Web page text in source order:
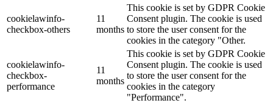
cookielawinfo-
checkbox-others
11
months
This cookie is set by GDPR Cookie
Consent plugin. The cookie is used
to store the user consent for the
cookies in the category "Other.
cookielawinfo-
checkbox-
performance
11
months
This cookie is set by GDPR Cookie
Consent plugin. The cookie is used
to store the user consent for the
cookies in the category
"Performance".